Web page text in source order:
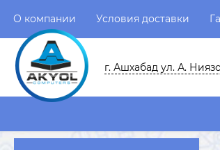
О компании Условия доставки
г. Ашхабад ул. А.